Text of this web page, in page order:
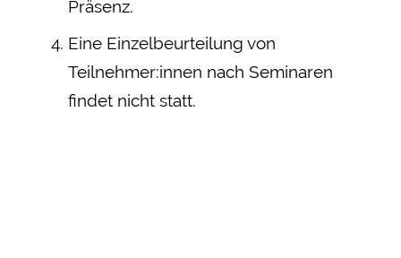
Präsenz.
Eine Einzelbeurteilung von
Teilnehmer:innen nach Seminaren
findet nicht statt.